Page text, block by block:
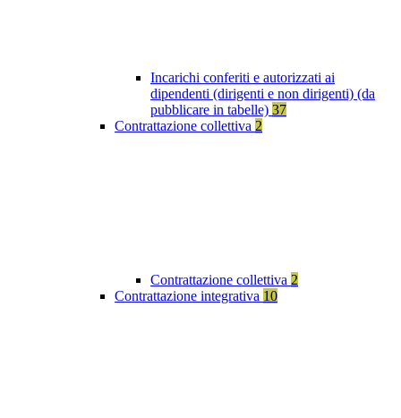
Incarichi conferiti e autorizzati ai
dipendenti (dirigenti e non dirigenti) (da
pubblicare in tabelle) 37
Contrattazione collettiva 2
Contrattazione collettiva 2
Contrattazione integrativa 10